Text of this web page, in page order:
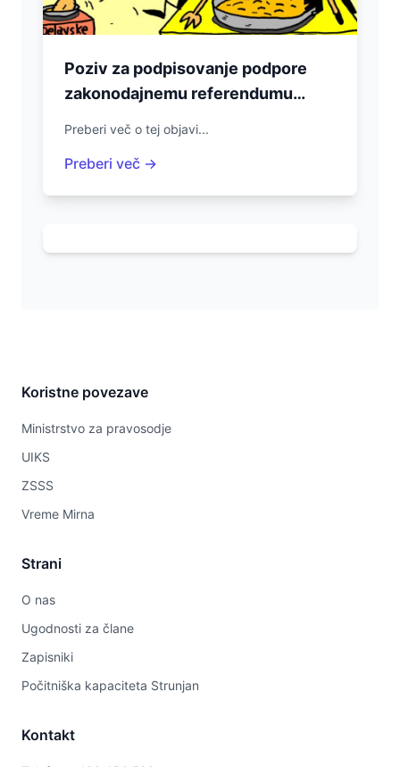
Poziv za podpisovanje podpore
zakonodajnemu referendumu
reformo oziroma spremembe
Zakona o invalidskem in
pokojninskem zavarovanju (ZPIZ-
Preberi več o tej objavi...
Preberi več →
Koristne povezave
Ministrstvo za pravosodje
UIKS
ZSSS
Vreme Mirna
Strani
O nas
Ugodnosti za člane
Zapisniki
Počitniška kapaciteta Strunjan
Kontakt